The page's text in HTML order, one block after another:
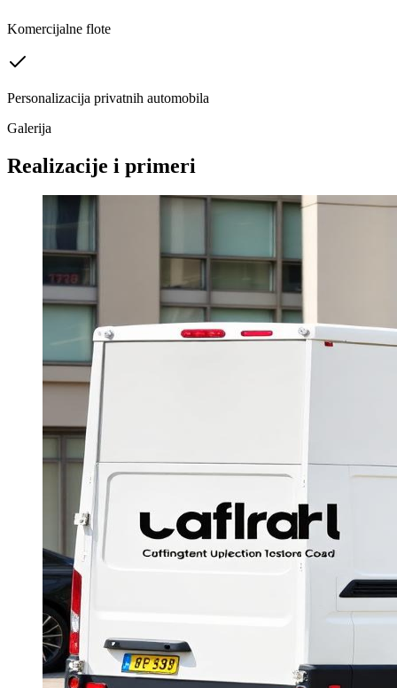
Komercijalne flote
Personalizacija privatnih automobila
Galerija
Realizacije i primeri